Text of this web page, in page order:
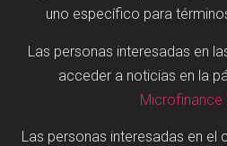
uno específico para
Las personas interesadas en
acceder a noticias en la
Microfinance
Las personas interesadas en el